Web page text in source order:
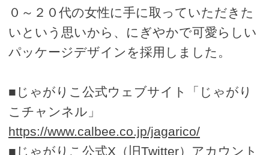
０～２０代の女性に手に取っていただきた
いという思いから、にぎやかで可愛らしい
パッケージデザインを採用しました。
■じゃがりこ公式ウェブサイト「じゃがり
こチャンネル」
https://www.calbee.co.jp/jagarico/
■じゃがりこ公式X（旧Twitter）アカウント